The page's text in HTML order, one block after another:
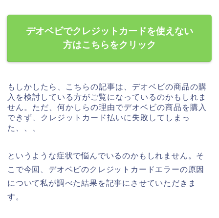
デオベビでクレジットカードを使えない
方はこちらをクリック
もしかしたら、こちらの記事は、デオベビの商品の購
入を検討している方がご覧になっているのかもしれま
せん。ただ、何かしらの理由でデオベビの商品を購入
できず、クレジットカード払いに失敗してしまっ
た、、、
というような症状で悩んでいるのかもしれません。そ
こで今回、デオベビのクレジットカードエラーの原因
について私が調べた結果を記事にさせていただきま
す。